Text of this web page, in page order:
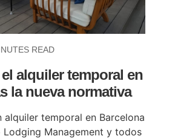
READ
alquiler temporal en
la nueva normativa
temporal en Barcelona
Lodging Management y todos